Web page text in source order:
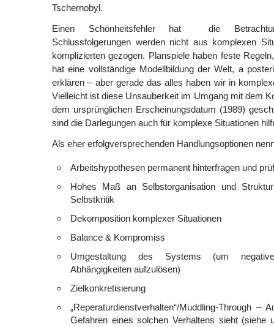
Tschernobyl.
Einen Schönheitsfehler hat die
Schlussfolgerungen werden nicht aus komplexen
komplizierten gezogen. Planspiele haben feste
hat eine vollständige Modellbildung der Welt, a
erklären – aber gerade das alles haben wir in
Vielleicht ist diese Unsauberkeit im Umgang mit dem
dem ursprünglichen Erscheinungsdatum (1989)
sind die Darlegungen auch für komplexe Situationen
Als eher erfolgversprechenden Handlungsoptionen
Arbeitshypothesen permanent hinterfragen und
Hohes Maß an Selbstorganisation und
Selbstkritik
Dekomposition komplexer Situationen
Balance & Kompromiss
Umgestaltung des Systems (um
Abhängigkeiten aufzulösen)
Zielkonkretisierung
„Reperaturdienstverhalten“/Muddling-Through –
Gefahren eines solchen Verhaltens sieht (siehe